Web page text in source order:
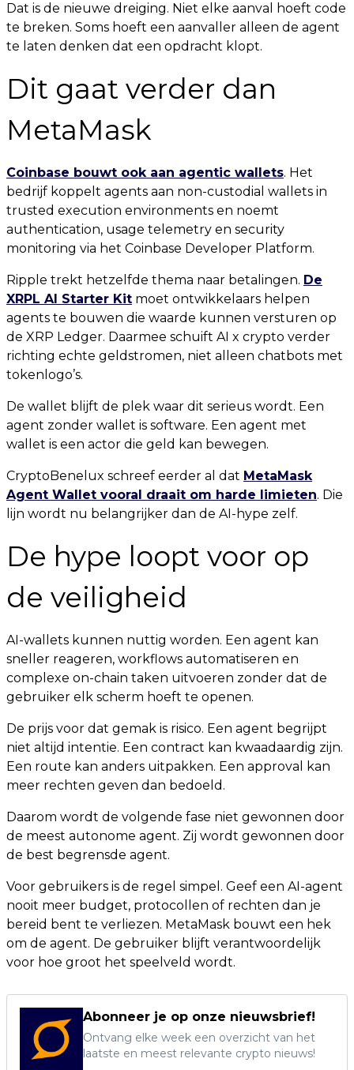
Dat is de nieuwe dreiging. Niet elke aanval hoeft code
te breken. Soms hoeft een aanvaller alleen de agent
te laten denken dat een opdracht klopt.
Dit gaat verder dan
MetaMask
Coinbase bouwt ook aan agentic wallets. Het
bedrijf koppelt agents aan non-custodial wallets in
trusted execution environments en noemt
authentication, usage telemetry en security
monitoring via het Coinbase Developer Platform.
Ripple trekt hetzelfde thema naar betalingen. De
XRPL AI Starter Kit moet ontwikkelaars helpen
agents te bouwen die waarde kunnen versturen op
de XRP Ledger. Daarmee schuift AI x crypto verder
richting echte geldstromen, niet alleen chatbots met
tokenlogo’s.
De wallet blijft de plek waar dit serieus wordt. Een
agent zonder wallet is software. Een agent met
wallet is een actor die geld kan bewegen.
CryptoBenelux schreef eerder al dat MetaMask
Agent Wallet vooral draait om harde limieten. Die
lijn wordt nu belangrijker dan de AI-hype zelf.
De hype loopt voor op
de veiligheid
AI-wallets kunnen nuttig worden. Een agent kan
sneller reageren, workflows automatiseren en
complexe on-chain taken uitvoeren zonder dat de
gebruiker elk scherm hoeft te openen.
De prijs voor dat gemak is risico. Een agent begrijpt
niet altijd intentie. Een contract kan kwaadaardig zijn.
Een route kan anders uitpakken. Een approval kan
meer rechten geven dan bedoeld.
Daarom wordt de volgende fase niet gewonnen door
de meest autonome agent. Zij wordt gewonnen door
de best begrensde agent.
Voor gebruikers is de regel simpel. Geef een AI-agent
nooit meer budget, protocollen of rechten dan je
bereid bent te verliezen. MetaMask bouwt een hek
om de agent. De gebruiker blijft verantwoordelijk
voor hoe groot het speelveld wordt.
Abonneer je op onze nieuwsbrief!
Ontvang elke week een overzicht van het
laatste en meest relevante crypto nieuws!